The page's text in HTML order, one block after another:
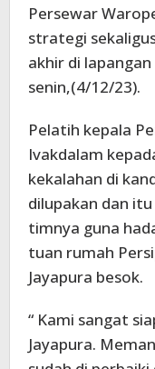
Persewar
strategi
akhir di
senin,(4/12/23).
Pelatih kepala
Ivakdalam
kekalahan di
dilupakan dan
timnya guna
tuan rumah
Jayapura besok.
“ Kami sangat
Jayapura.